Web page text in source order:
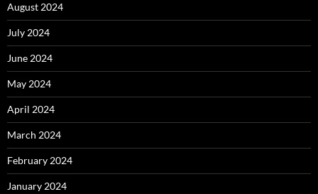
August 2024
July 2024
June 2024
May 2024
April 2024
March 2024
February 2024
January 2024